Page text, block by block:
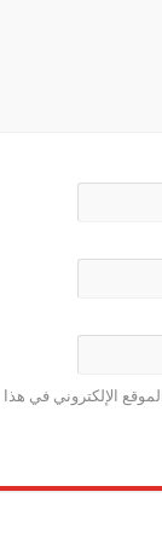
الإلكتروني في